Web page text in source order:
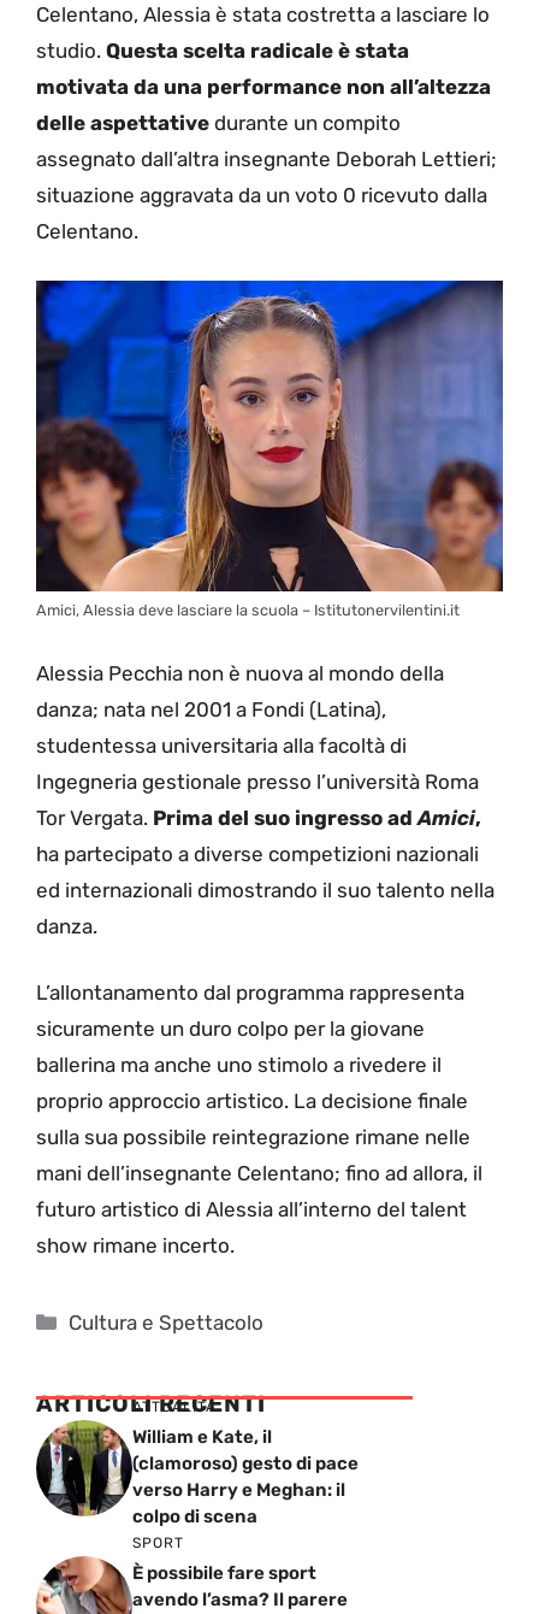
Celentano, Alessia è stata costretta a lasciare lo
studio. Questa scelta radicale è stata
motivata da una performance non all’altezza
delle aspettative durante un compito
assegnato dall’altra insegnante Deborah Lettieri;
situazione aggravata da un voto 0 ricevuto dalla
Celentano.
Amici, Alessia deve lasciare la scuola – Istitutonervilentini.it
Alessia Pecchia non è nuova al mondo della
danza; nata nel 2001 a Fondi (Latina),
studentessa universitaria alla facoltà di
Ingegneria gestionale presso l’università Roma
Tor Vergata. Prima del suo ingresso ad Amici,
ha partecipato a diverse competizioni nazionali
ed internazionali dimostrando il suo talento nella
danza.
L’allontanamento dal programma rappresenta
sicuramente un duro colpo per la giovane
ballerina ma anche uno stimolo a rivedere il
proprio approccio artistico. La decisione finale
sulla sua possibile reintegrazione rimane nelle
mani dell’insegnante Celentano; fino ad allora, il
futuro artistico di Alessia all’interno del talent
show rimane incerto.
Categorie
Cultura e Spettacolo
ARTICOLI RECENTI
ATTUALITÁ
William e Kate, il
(clamoroso) gesto di pace
verso Harry e Meghan: il
colpo di scena
SPORT
È possibile fare sport
avendo l’asma? Il parere